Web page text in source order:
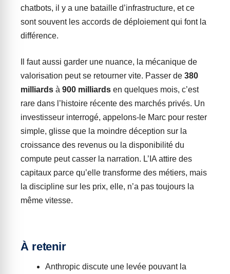
chatbots, il y a une bataille d’infrastructure, et ce
sont souvent les accords de déploiement qui font la
différence.
Il faut aussi garder une nuance, la mécanique de
valorisation peut se retourner vite. Passer de 380
milliards à 900 milliards en quelques mois, c’est
rare dans l’histoire récente des marchés privés. Un
investisseur interrogé, appelons-le Marc pour rester
simple, glisse que la moindre déception sur la
croissance des revenus ou la disponibilité du
compute peut casser la narration. L’IA attire des
capitaux parce qu’elle transforme des métiers, mais
la discipline sur les prix, elle, n’a pas toujours la
même vitesse.
À retenir
Anthropic discute une levée pouvant la